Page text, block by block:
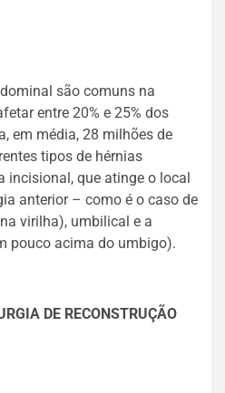
são comuns na
entre 20% e 25% dos
em média, 28 milhões de
tipos de hérnias
incisional, que atinge o local
anterior – como é o caso de
virilha), umbilical e a
pouco acima do umbigo).
DE RECONSTRUÇÃO